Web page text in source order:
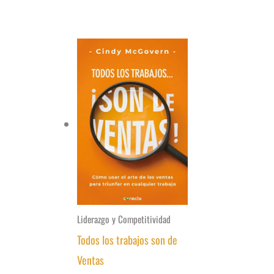
Liderazgo y Competitividad
Todos los trabajos son de
Ventas